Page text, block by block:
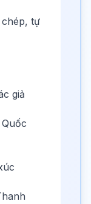
tự
giả